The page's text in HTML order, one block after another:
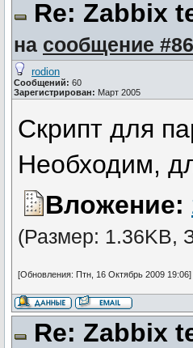
Re: Zabbix
на сообщение
rodion
Сообщений: 60
Зарегистрирован: Март 2005
Скрипт для
Необходим,
Вложение:
(Размер: 1.36KB,
[Обновления: Птн, 16 Октябрь 2009 19:06]
Re: Zabbix